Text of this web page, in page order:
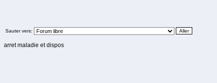
Sauter vers:
arret maladie et dispos